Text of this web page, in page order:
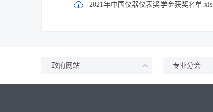
2021年中国仪器仪表奖学金获奖名单.xls
政府网站 专业分会